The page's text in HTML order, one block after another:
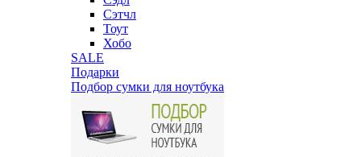
Сэтчл
Тоут
Хобо
SALE
Подарки
Подбор сумки для ноутбука